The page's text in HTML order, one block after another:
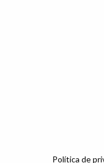
Política de